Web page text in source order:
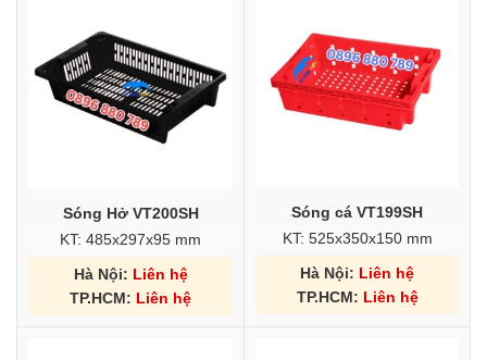
Sóng Hở VT200SH
KT: 485x297x95 mm
Hà Nội: Liên hệ
TP.HCM: Liên hệ
Sóng cá VT199SH
KT: 525x350x150 mm
Hà Nội: Liên hệ
TP.HCM: Liên hệ